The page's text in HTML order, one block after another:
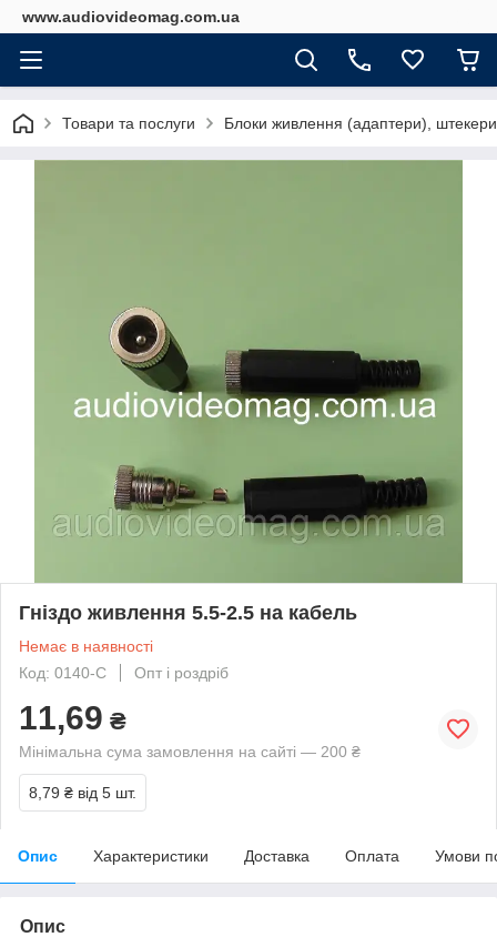
www.audiovideomag.com.ua
Товари та послуги Блоки живлення (адаптери),
Гніздо живлення 5.5-2.5 на кабель
Немає в наявності
Код: 0140-С
Опт і роздріб
11,69 ₴
Мінімальна сума замовлення на сайті — 200 ₴
8,79 ₴ від 5 шт.
Опис Характеристики Доставка Оплата Умови
Опис